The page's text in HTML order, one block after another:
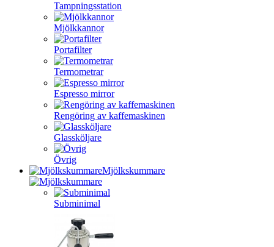
Tampningsstation
Mjölkkannor
Portafilter
Termometrar
Espresso mirror
Rengöring av kaffemaskinen
Glassköljare
Övrig
Mjölkskummare
Subminimal